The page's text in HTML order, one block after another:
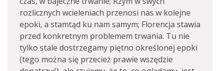
rozlicznych wcieleniach przenosi nas w kolejne
epoki, a stamtąd ku nam samym; Florencja stawia
przed konkretnym problemem trwania. Tu nie
tylko stale dostrzegamy piętno określonej epoki
(tego można się przecież prawie wszędzie